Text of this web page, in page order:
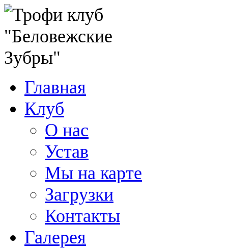
Главная
Клуб
О нас
Устав
Мы на карте
Загрузки
Контакты
Галерея